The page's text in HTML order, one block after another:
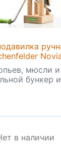
мюсли
бункер
в наличии